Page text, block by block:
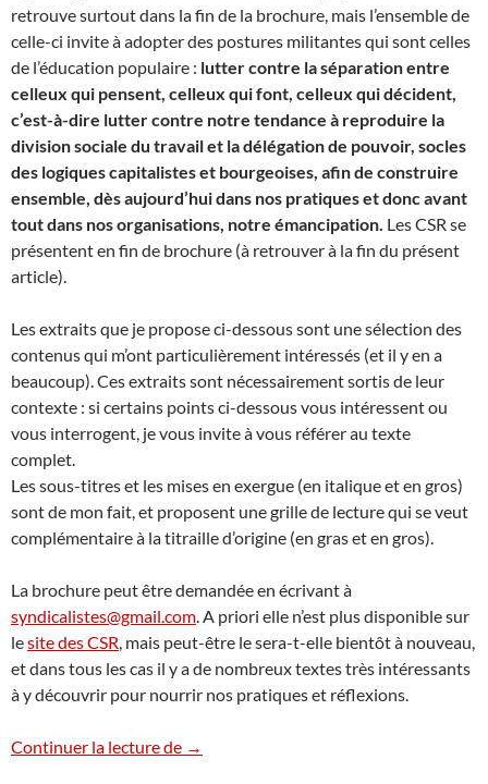
retrouve surtout dans la fin de la brochure, mais l’ensemble de
celle-ci invite à adopter des postures militantes qui sont celles
de l’éducation populaire : lutter contre la séparation entre
celleux qui pensent, celleux qui font, celleux qui décident,
c’est-à-dire lutter contre notre tendance à reproduire la
division sociale du travail et la délégation de pouvoir, socles
des logiques capitalistes et bourgeoises, afin de construire
ensemble, dès aujourd’hui dans nos pratiques et donc avant
tout dans nos organisations, notre émancipation. Les CSR se
présentent en fin de brochure (à retrouver à la fin du présent
article).
Les extraits que je propose ci-dessous sont une sélection des
contenus qui m’ont particulièrement intéressés (et il y en a
beaucoup). Ces extraits sont nécessairement sortis de leur
contexte : si certains points ci-dessous vous intéressent ou
vous interrogent, je vous invite à vous référer au texte
complet.
Les sous-titres et les mises en exergue (en italique et en gros)
sont de mon fait, et proposent une grille de lecture qui se veut
complémentaire à la titraille d’origine (en gras et en gros).
La brochure peut être demandée en écrivant à
syndicalistes@gmail.com . A priori elle n’est plus disponible sur
lesite des CSR , mais peut-être le sera-t-elle bientôt à nouveau,
et dans tous les cas il y a de nombreux textes très intéressants
à y découvrir pour nourrir nos pratiques et réflexions.
Continuer la lecture de Syndicalisme de classe & action
→